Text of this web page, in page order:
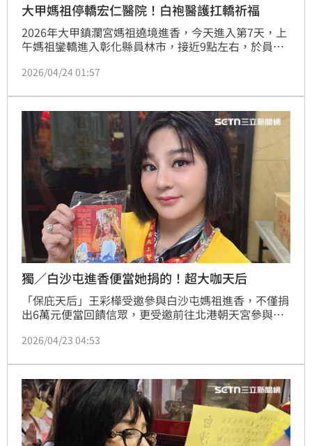
大甲媽祖停轎宏仁醫院！白袍醫護扛轎祈福
2026年大甲鎮瀾宮媽祖遶境進香，今天進入第7天，上
午媽祖鑾轎進入彰化縣員林市，接近9點左右，於員林
身穿白袍扛轎，讓現場信徒都非常感動，由宏仁醫院董
俊郎及常春醫院院長汪國麟、副院長林郁、東華醫院行
政副院長陳家鈞等人接駕，為患者祈求身體安康。
2026/04/24 01:57
獨／白沙屯進香便當她捐的！超大咖天后
「保庇天后」王彩樺受邀參與白沙屯媽祖進香，不僅捐
出6萬元便當回饋信眾，更受邀前往北港朝天宮參與最
為了長時間誦讀做好「包尿布上陣」的準備，直呼「比
2026/04/23 04:53